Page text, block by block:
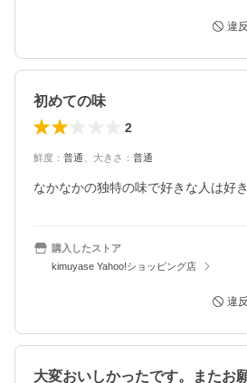
違
初めての味
2
鮮度 ： 普通 大きさ ： 普通
なかなかの独特の味で好きな人は好
購入したストア
kimuyase Yahoo!ショッピング店
違